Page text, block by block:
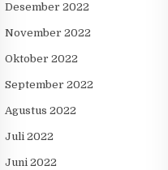
Desember 2022
November 2022
Oktober 2022
September 2022
Agustus 2022
Juli 2022
Juni 2022